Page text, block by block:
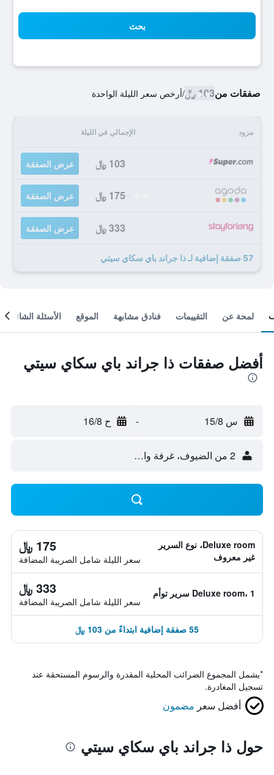
بحث
صفقات من103 ﷼ /أرخص سعر الليلة الواحدة
مزود الإجمالي في الليلة
103 ﷼ عرض الصفقة
175 ﷼ عرض الصفقة
333 ﷼ عرض الصفقة
57 صفقة إضافية لـ ذا جراند باي سكاي سيتي
لمحة عن التقييمات فنادق مشابهة الموقع الأسئلة الشائعة
أفضل صفقات ذا جراند باي سكاي سيتي
س 15/8 - ح 16/8
2 من الضيوف، غرفة واحدة
Deluxe room، نوع السرير
غير معروف
175 ﷼
سعر الليلة شامل الصريبة المضافة
Deluxe room، 1 سرير توأم 333 ﷼
سعر الليلة شامل الصريبة المضافة
55 صفقة إضافية ابتداءً من 103 ﷼
*يشمل المجموع الضرائب المحلية المقدرة والرسوم المستحقة عند
تسجيل المغادرة.
أفضل سعر مضمون
حول ذا جراند باي سكاي سيتي